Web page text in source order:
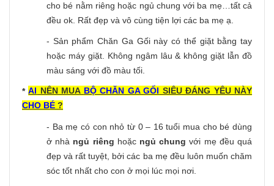
cho bé nằm riêng hoặc ngủ chung với ba mẹ…tất cả
đều ok. Rất đẹp và vô cùng tiện lợi các ba mẹ ạ.
- Sản phẩm Chăn Ga Gối này có thể giặt bằng tay
hoặc máy giặt. Không ngâm lâu & không giặt lẫn đồ
màu sáng với đồ màu tối.
*AI NÊN MUA BỘ CHĂN GA GỐI SIÊU ĐÁNG YÊU NÀY
CHO BÉ ?
- Ba mẹ có con nhỏ từ 0 – 16 tuổi mua cho bé dùng
ở nhà ngủ riêng hoặc ngủ chung với mẹ đều quá
đẹp và rất tuyệt, bởi các ba mẹ đều luôn muốn chăm
sóc tốt nhất cho con ở mọi lúc mọi nơi.